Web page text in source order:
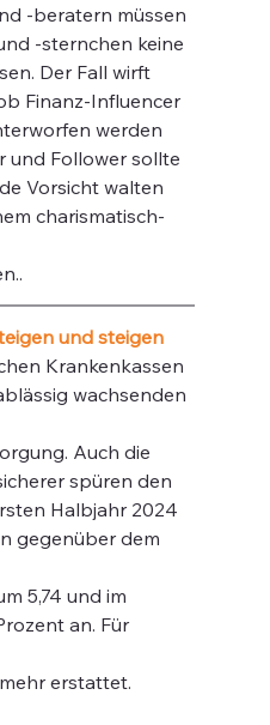
-beratern müssen
-sternchen keine
Der Fall wirft
Finanz-Influencer
werden
und Follower sollte
Vorsicht walten
charismatisch-
und steigen
Krankenkassen
wachsenden
Auch die
spüren den
Halbjahr 2024
gegenüber dem
5,74 und im
an. Für
erstattet.